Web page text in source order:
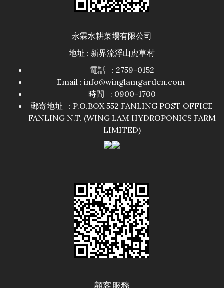
永霖水耕菜場有限公司
地址 : 新界流浮山虎草村
電話 : 2759-0152
Email : info@winglamgarden.com
時間 : 0900-1700
郵寄地址 : P.O.BOX 552 FANLING POST OFFICE
FANLING N.T. (WING LAM HYDROPONICS FARM
LIMITED)